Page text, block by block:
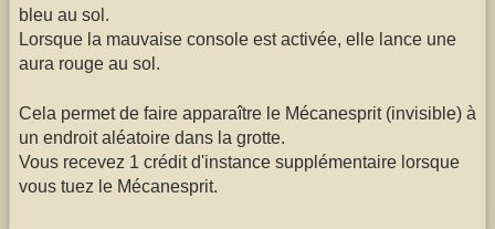
bleu au sol.
Lorsque la mauvaise console est activée, elle lance une
aura rouge au sol.
Cela permet de faire apparaître le Mécanesprit (invisible) à
un endroit aléatoire dans la grotte.
Vous recevez 1 crédit d'instance supplémentaire lorsque
vous tuez le Mécanesprit.